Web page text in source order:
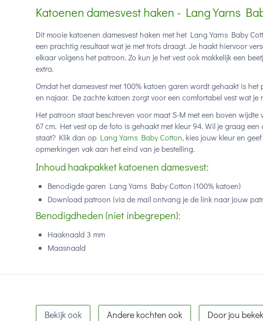
Katoenen damesvest haken - Lang Yarns
Dit mooie katoenen damesvest haken met het Lang Yarns Baby
een prachtig resultaat wat je met trots draagt. Je haakt hiervoor
elkaar volgens het patroon. Zo kun je het vest ook makkelijk een
extra.
Omdat het damesvest met 100% katoen garen wordt gehaakt is
en najaar. De zachte katoen zorgt voor een comfortabel vest wat je
Het patroon staat beschreven voor maat S-M met een boven wijdte
67 cm. Het vest op de foto is gehaakt met kleur 94. Wil je graag
staat? Klik dan op Lang Yarns Baby Cotton, kies jouw kleur en
opmerkingen vak aan het eind van je bestelling.
Inhoud haakpakket katoenen damesvest:
Benodigde garen Lang Yarns Baby Cotton (100% katoen)
Download patroon (via de mail ontvang je de link naar jouw
Benodigdheden (niet inbegrepen):
Haaknaald 3 mm
Maasnaald
Bekijk ook Andere kochten ook Door jou